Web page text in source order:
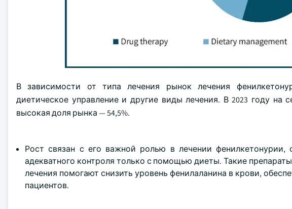
В зависимости от типа лечения рынок лечения
диетическое управление и другие виды лечения. В 2023 году на
высокая доля рынка — 54,5%.
Рост связан с его важной ролью в лечении
адекватного контроля только с помощью диеты. Такие
лечения помогают снизить уровень фенилаланина в крови,
пациентов.